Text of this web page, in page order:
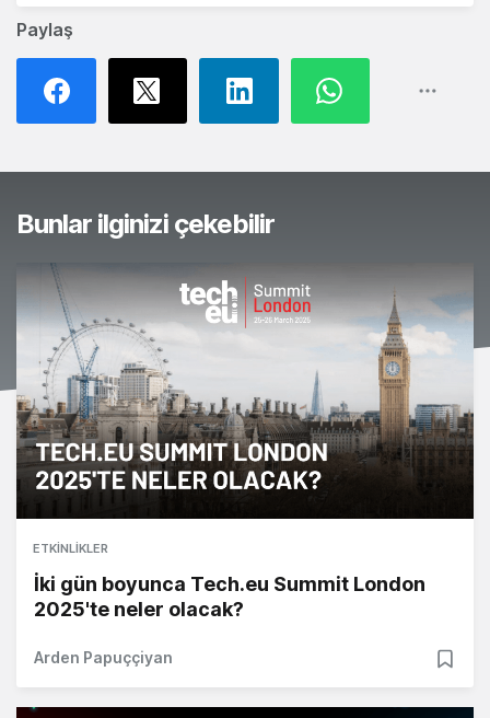
Paylaş
Bunlar ilginizi çekebilir
ETKINLIKLER
İki gün boyunca Tech.eu Summit London
2025'te neler olacak?
Arden Papuççiyan